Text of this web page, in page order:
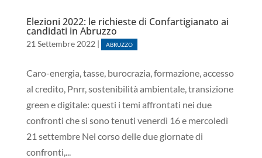
Elezioni 2022: le richieste di Confartigianato ai
candidati in Abruzzo
21 Settembre 2022 | ABRUZZO
Caro-energia, tasse, burocrazia, formazione, accesso
al credito, Pnrr, sostenibilità ambientale, transizione
green e digitale: questi i temi affrontati nei due
confronti che si sono tenuti venerdì 16 e mercoledì
21 settembre Nel corso delle due giornate di
confronti,...